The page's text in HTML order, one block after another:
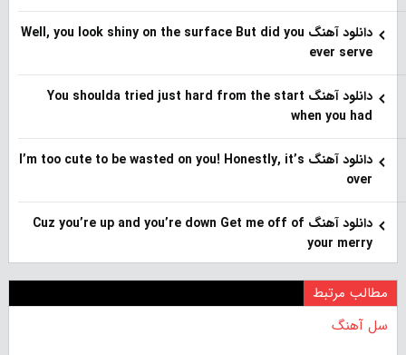
دانلود آهنگ Well, you look shiny on the surface But did you
ever serve
دانلود آهنگ You shoulda tried just hard from the start
when you had
دانلود آهنگ I’m too cute to be wasted on you! Honestly, it’s
over
دانلود آهنگ Cuz you’re up and you’re down Get me off of
your merry
مطالب مرتبط
سل آهنگ